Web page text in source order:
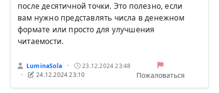
после десятичной точки. Это полезно, если
вам нужно представлять числа в денежном
формате или просто для улучшения
читаемости.
LuminaSola • 23.12.2024 23:48
• 24.12.2024 23:10 Пожаловаться